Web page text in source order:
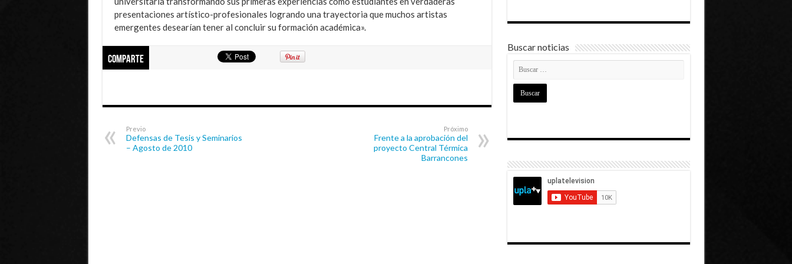
presentaciones artístico-profesionales logrando una trayectoria que muchos artistas
emergentes desearían tener al concluir su formación académica».
Comparte
Previo
Defensas de Tesis y Seminarios
– Agosto de 2010
Próximo
Frente a la aprobación del
proyecto Central Térmica
Barrancones
Buscar noticias